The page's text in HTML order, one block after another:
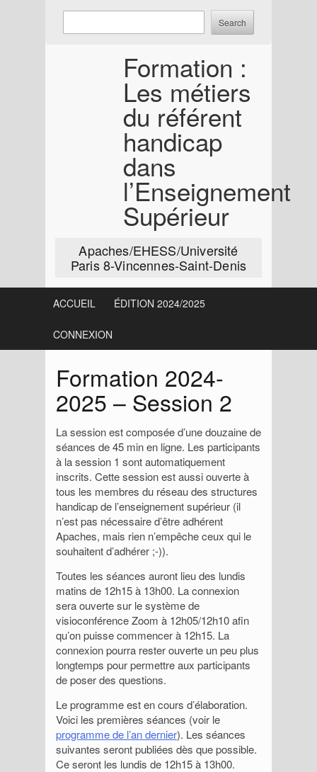
Skip
Formation :
Les métiers
du référent
handicap
dans
l’Enseignement
Supérieur
Apaches/EHESS/Université
Paris 8-Vincennes-Saint-Denis
keywords
ACCUEIL ÉDITION 2024/2025
CONNEXION
Formation 2024-
2025 – Session 2
La session est composée d’une douzaine de
séances de 45 min en ligne. Les participants
à la session 1 sont automatiquement
inscrits. Cette session est aussi ouverte à
tous les membres du réseau des structures
handicap de l’enseignement supérieur (il
n’est pas nécessaire d’être adhérent
Apaches, mais rien n’empêche ceux qui le
souhaitent d’adhérer ;-)).
Toutes les séances auront lieu des lundis
matins de 12h15 à 13h00. La connexion
sera ouverte sur le système de
visioconférence Zoom à 12h05/12h10 afin
qu’on puisse commencer à 12h15. La
connexion pourra rester ouverte un peu plus
longtemps pour permettre aux participants
de poser des questions.
Le programme est en cours d’élaboration.
Voici les premières séances (voir le
programme de l’an dernier). Les séances
suivantes seront publiées dès que possible.
Ce seront les lundis de 12h15 à 13h00.